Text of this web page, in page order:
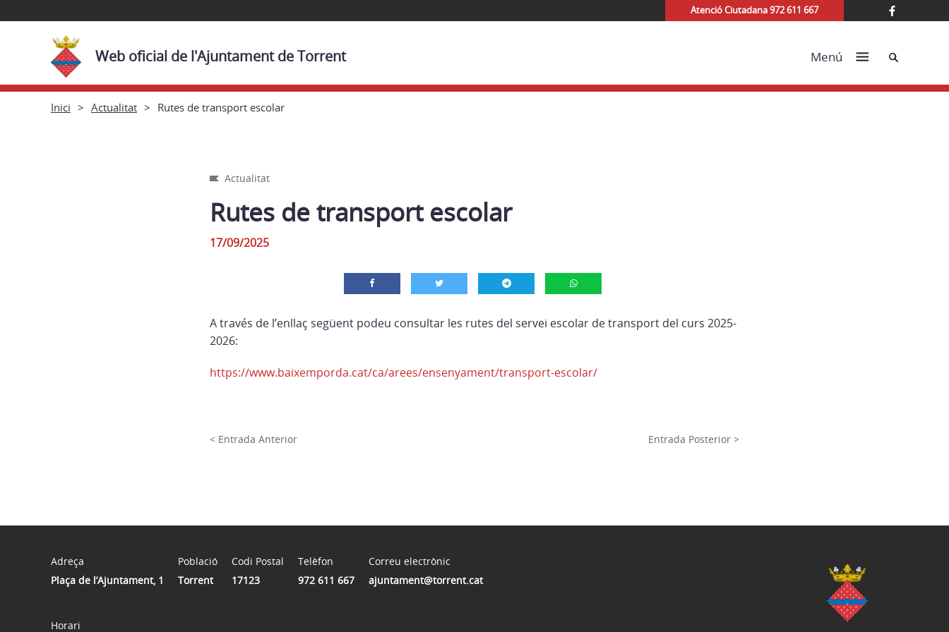
Atenció Ciutadana 972 611 667
Web oficial de l'Ajuntament de Torrent Menú Cerca
Inici Actualitat Rutes de transport escolar
Actualitat
Rutes de transport escolar
17/09/2025
A través de l’enllaç següent podeu consultar les rutes del servei escolar de transport del curs 2025-
2026:
https://www.baixemporda.cat/ca/arees/ensenyament/transport-escolar/
< Entrada Anterior Entrada Posterior >
Adreça
Plaça de l’Ajuntament, 1
Població
Torrent
Codi Postal
17123
Telèfon
972 611 667
Correu electrònic
ajuntament@torrent.cat
Horari